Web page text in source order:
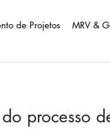
de Projetos MRV &
processo